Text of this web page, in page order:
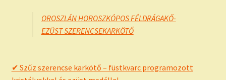
OROSZLÁN HOROSZKÓPOS FÉLDRÁGAKŐ-
EZÜST SZERENCSEKARKÖTŐ
✔ Szűz szerencse karkötő – füstkvarc programozott